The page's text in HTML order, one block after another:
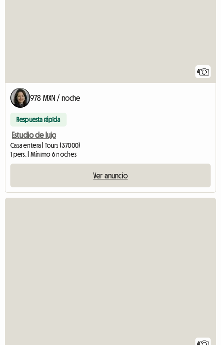
4
978 MXN / noche
Respuesta rápida
Estudio de lujo
Casa entera | Tours (37000)
1 pers. | Mínimo 6 noches
Ver anuncio
4